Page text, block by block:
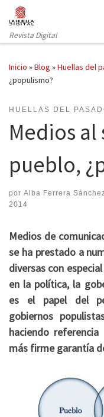
Saltar al contenido
Revista Digital
Inicio »Blog »Huellas del
¿populismo?
HUELLAS DEL
Medios
pueblo,
por Alba Ferrera
2014
Medios de
se ha prestado a
diversas con
en la política, la
es el papel del
gobiernos
haciendo
más firme garantía